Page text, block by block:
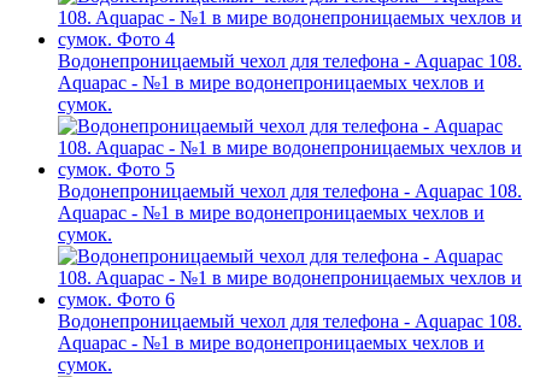
Водонепроницаемый чехол для телефона - Aquapac 108.
Aquapac - №1 в мире водонепроницаемых чехлов и
сумок.
Водонепроницаемый чехол для телефона - Aquapac 108.
Aquapac - №1 в мире водонепроницаемых чехлов и
сумок.
Водонепроницаемый чехол для телефона - Aquapac 108.
Aquapac - №1 в мире водонепроницаемых чехлов и
сумок.